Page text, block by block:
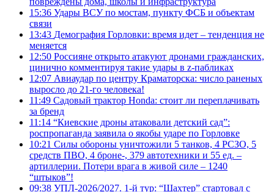
15:36 Удары ВСУ по мостам, пункту ФСБ и объектам
связи
13:43 Демография Горловки: время идет – тенденция не
меняется
12:50 Россияне открыто атакуют дронами гражданских,
цинично комментируя такие удары в z-пабликах
12:07 Авиаудар по центру Краматорска: число раненых
выросло до 21-го человека!
11:49 Садовый трактор Honda: стоит ли переплачивать
за бренд
11:14 “Киевские дроны атаковали детский сад”:
роспропаганда заявила о якобы ударе по Горловке
10:21 Силы обороны уничтожили 5 танков, 4 РСЗО, 5
средств ПВО, 4 броне-, 379 автотехники и 55 ед. –
артиллерии. Потери врага в живой силе – 1240
“штыков”!
09:38 УПЛ-2026/2027. 1-й тур: “Шахтер” стартовал с